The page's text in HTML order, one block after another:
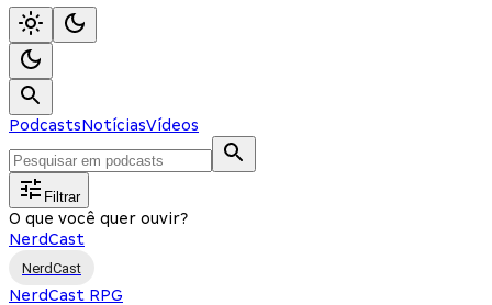
PodcastsNotíciasVídeos
Filtrar
O que você quer ouvir?
NerdCast
NerdCast
NerdCast RPG